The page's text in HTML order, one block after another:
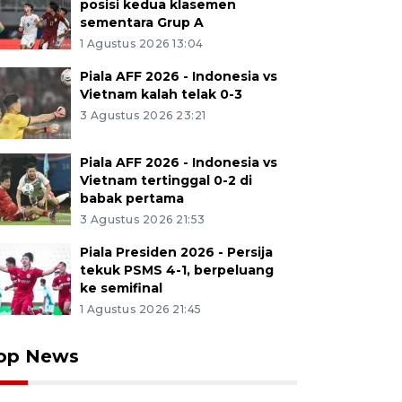
posisi kedua klasemen
sementara Grup A
1 Agustus 2026 13:04
Piala AFF 2026 - Indonesia vs
Vietnam kalah telak 0-3
3 Agustus 2026 23:21
Piala AFF 2026 - Indonesia vs
Vietnam tertinggal 0-2 di
babak pertama
3 Agustus 2026 21:53
Piala Presiden 2026 - Persija
tekuk PSMS 4-1, berpeluang
ke semifinal
1 Agustus 2026 21:45
News